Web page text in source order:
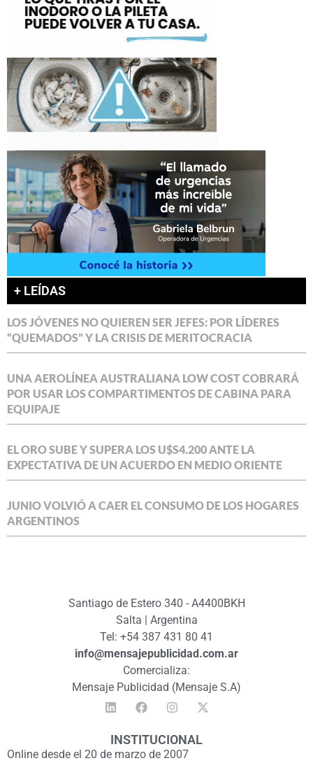
+ LEÍDAS
LOS JÓVENES NO QUIEREN SER JEFES: POR LÍDERES
“QUEMADOS” Y LA CRISIS DE MERITOCRACIA
UNA AEROLÍNEA AUSTRALIANA LOW COST COBRARÁ
POR USAR LOS COMPARTIMENTOS DE CABINA PARA
EQUIPAJE
EL ORO SUBE Y SUPERA LOS U$S4.200 ANTE LA
EXPECTATIVA DE UN ACUERDO EN MEDIO ORIENTE
JUNIO VOLVIÓ A CAER EL CONSUMO DE LOS HOGARES
ARGENTINOS
Santiago de Estero 340 - A4400BKH
Salta | Argentina
Tel: +54 387 431 80 41
info@mensajepublicidad.com.ar
Comercializa:
Mensaje Publicidad (Mensaje S.A)
INSTITUCIONAL
Online desde el 20 de marzo de 2007